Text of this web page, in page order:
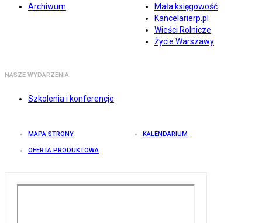
Archiwum
Mała księgowość
Kancelarierp.pl
Wieści Rolnicze
Życie Warszawy
NASZE WYDARZENIA
Szkolenia i konferencje
MAPA STRONY KALENDARIUM
OFERTA PRODUKTOWA